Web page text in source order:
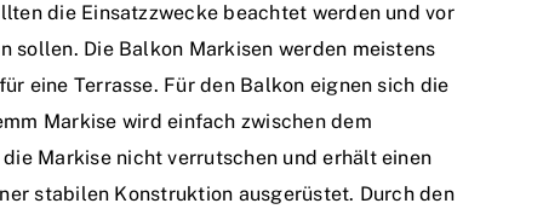
die Einsatzzwecke beachtet werden und vor
sollen. Die Balkon Markisen werden meistens
eine Terrasse. Für den Balkon eignen sich die
Markise wird einfach zwischen dem
Markise nicht verrutschen und erhält einen
stabilen Konstruktion ausgerüstet. Durch den